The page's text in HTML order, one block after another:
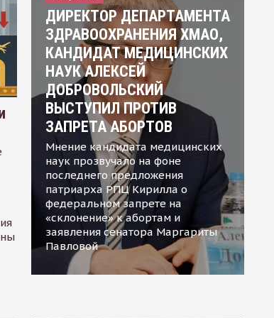
ДИРЕКТОР ДЕПАРТАМЕНТА
ЗДРАВООХРАНЕНИЯ ХМАО,
КАНДИДАТ МЕДИЦИНСКИХ
НАУК АЛЕКСЕЙ
ДОБРОВОЛЬСКИЙ
ВЫСТУПИЛ ПРОТИВ
ЗАПРЕТА АБОРТОВ
Мнение кандидата медицинских
наук прозвучало на фоне
последнего предложения
патриарха РПЦ Кирилла о
федеральном запрете на
«склонение» к абортам и
заявления сенатора Маргариты
Павловой